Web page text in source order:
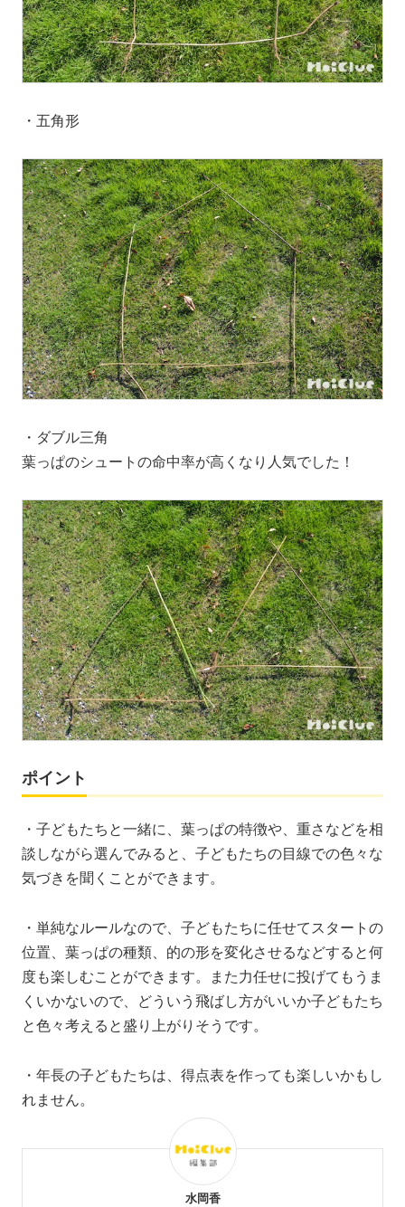
・五角形
・ダブル三角
葉っぱのシュートの命中率が高くなり人気でした！
ポイント
・子どもたちと一緒に、葉っぱの特徴や、重さなどを相
談しながら選んでみると、子どもたちの目線での色々な
気づきを聞くことができます。
・単純なルールなので、子どもたちに任せてスタートの
位置、葉っぱの種類、的の形を変化させるなどすると何
度も楽しむことができます。また力任せに投げてもうま
くいかないので、どういう飛ばし方がいいか子どもたち
と色々考えると盛り上がりそうです。
・年長の子どもたちは、得点表を作っても楽しいかもし
れません。
水岡香